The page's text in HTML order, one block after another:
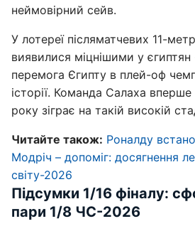
неймовірний сейв.
У лотереї післяматчевих 11-
виявилися міцнішими у єгиптян
перемога Єгипту в плей-оф
історії. Команда Салаха
року зіграє на такій високій
Читайте також: Роналду
Модріч – допоміг: досягнення
світу-2026
Підсумки 1/16 фіналу:
пари 1/8 ЧС-2026